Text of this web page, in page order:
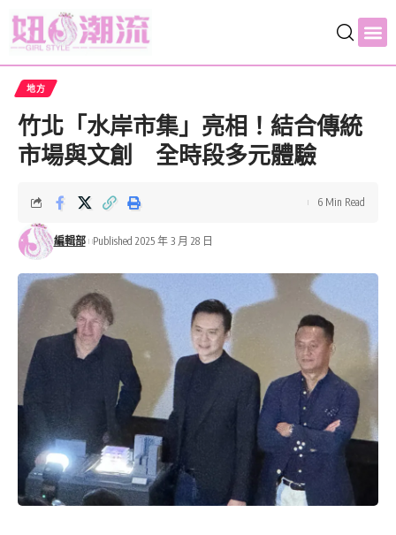
地方
竹北「水岸市集」亮相！結合傳統
市場與文創 全時段多元體驗
編輯部 Published 2025 年 3 月 28 日
6 Min Read